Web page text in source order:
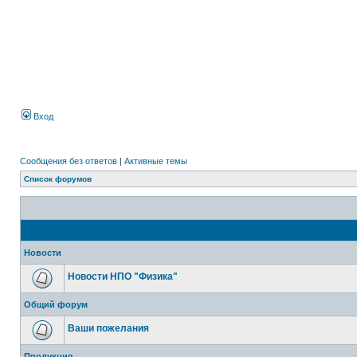
Вход
Сообщения без ответов | Активные темы
Список форумов
Новости
Новости НПО "Физика"
Общий форум
Ваши пожелания